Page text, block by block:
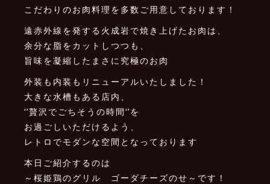
こだわりのお肉料理を多数ご用意しております！
遠赤外線を発する火成岩で焼き上げたお肉は、
余分な脂をカットしつつも、
旨味を凝縮したまさに究極のお肉
外装も内装もリニューアルいたしました！
大きな水槽もある店内、
‘’贅沢でごちそうの時間‘’を
お過ごしいただけるよう、
レトロでモダンな空間となっております
本日ご紹介するのは
～桜姫鶏のグリル ゴーダチーズのせ～です！